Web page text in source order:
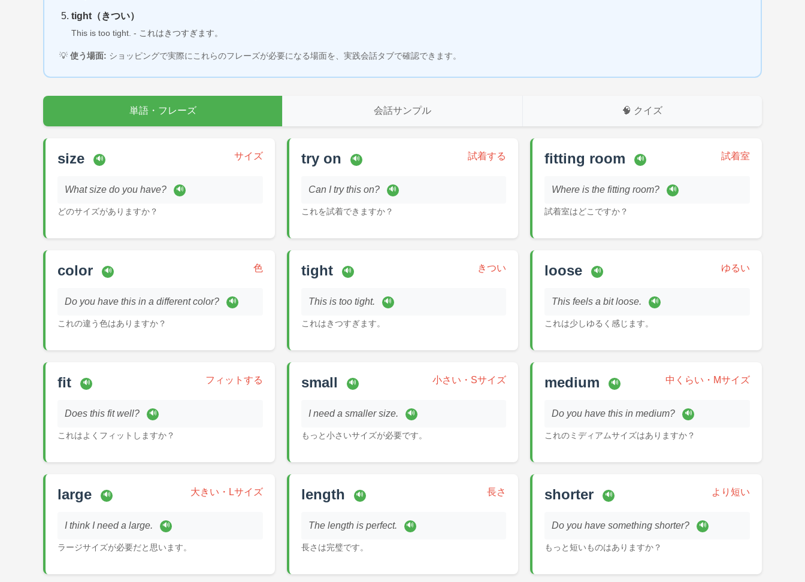
tight（きつい）
This is too tight. - これはきつすぎます。
💡 使う場面: ショッピングで実際にこれらのフレーズが必要になる場面を、実践会話タブで確認できます。
単語・フレーズ 会話サンプル 🧠 クイズ
size 🔊 サイズ
What size do you have? 🔊
どのサイズがありますか？
try on 🔊 試着する
Can I try this on? 🔊
これを試着できますか？
fitting room 🔊 試着室
Where is the fitting room? 🔊
試着室はどこですか？
color 🔊 色
Do you have this in a different color? 🔊
これの違う色はありますか？
tight 🔊 きつい
This is too tight. 🔊
これはきつすぎます。
loose 🔊 ゆるい
This feels a bit loose. 🔊
これは少しゆるく感じます。
fit 🔊 フィットする
Does this fit well? 🔊
これはよくフィットしますか？
small 🔊 小さい・Sサイズ
I need a smaller size. 🔊
もっと小さいサイズが必要です。
medium 🔊 中くらい・Mサイズ
Do you have this in medium? 🔊
これのミディアムサイズはありますか？
large 🔊 大きい・Lサイズ
I think I need a large. 🔊
ラージサイズが必要だと思います。
length 🔊 長さ
The length is perfect. 🔊
長さは完璧です。
shorter 🔊 より短い
Do you have something shorter? 🔊
もっと短いものはありますか？